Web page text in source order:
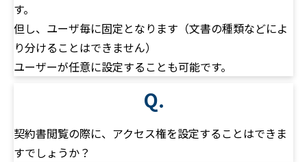
す。
但し、ユーザ毎に固定となります（文書の種類などによ
り分けることはできません）
ユーザーが任意に設定することも可能です。
Q.
契約書閲覧の際に、アクセス権を設定することはできま
すでしょうか？